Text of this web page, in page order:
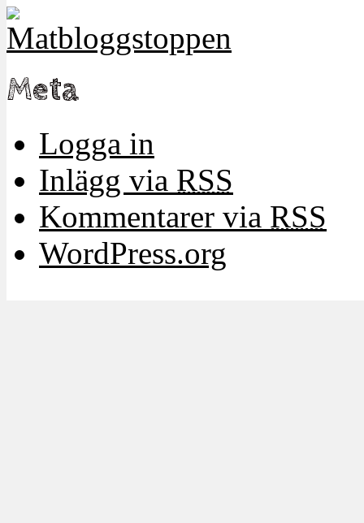
Meta
Logga in
Inlägg via RSS
Kommentarer via RSS
WordPress.org